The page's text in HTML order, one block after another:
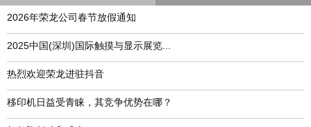
2026年荣龙公司春节放假通知
​2025中国(深圳)国际触摸与显示展览...
热烈欢迎荣龙进驻抖音
移印机日益受青睐，其竞争优势在哪？